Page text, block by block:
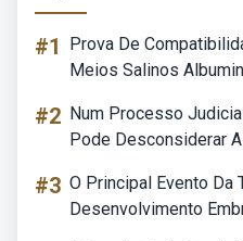
#1
Prova De
Meios Salinos
#2 Num Processo
Pode Desconsiderar
#3 O Principal Evento Da
Desenvolvimento